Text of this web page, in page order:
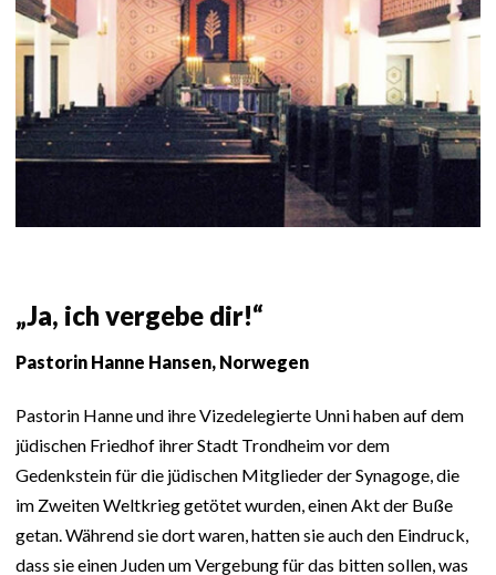
„Ja, ich vergebe dir!“
Pastorin Hanne Hansen, Norwegen
Pastorin Hanne und ihre Vizedelegierte Unni haben auf dem
jüdischen Friedhof ihrer Stadt Trondheim vor dem
Gedenkstein für die jüdischen Mitglieder der Synagoge, die
im Zweiten Weltkrieg getötet wurden, einen Akt der Buße
getan. Während sie dort waren, hatten sie auch den Eindruck,
dass sie einen Juden um Vergebung für das bitten sollen, was